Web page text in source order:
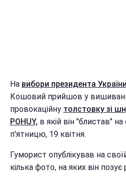
На вибори президента України
Кошовий прийшов у
провокаційну толстовку зі
POHUY, в якій він "блистав" на
п'ятницю, 19 квітня.
Гуморист опублікував на
кілька фото, на яких він